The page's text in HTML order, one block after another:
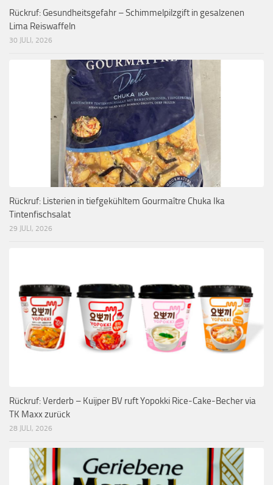
Rückruf: Gesundheitsgefahr – Schimmelpilzgift in gesalzenen
Lima Reiswaffeln
30 JULI, 2026
Rückruf: Listerien in tiefgekühltem Gourmaître Chuka Ika
Tintenfischsalat
29 JULI, 2026
Rückruf: Verderb – Kuijper BV ruft Yopokki Rice-Cake-Becher via
TK Maxx zurück
28 JULI, 2026